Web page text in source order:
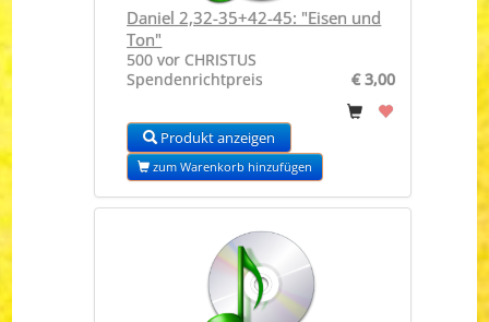
Daniel 2,32-35+42-45: "Eisen und
Ton"
500 vor CHRISTUS
Spendenrichtpreis
€ 3,00
Produkt anzeigen
zum Warenkorb hinzufügen